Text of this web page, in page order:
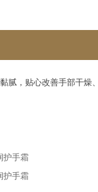
腻，贴心改善手部干燥
护手霜
护手霜